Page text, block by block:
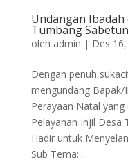
Undangan Ibadah
Tumbang
oleh admin | Des
Dengan penuh
mengundang
Perayaan Natal
Pelayanan Injil Desa
Hadir untuk
Sub Tema:...